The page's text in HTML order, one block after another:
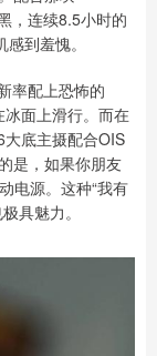
，连续8.5小时的
到羞愧。
率配上恐怖的
面上滑行。而在
底主摄配合OIS
是，如果你朋友
电源。这种“我有
具魅力。